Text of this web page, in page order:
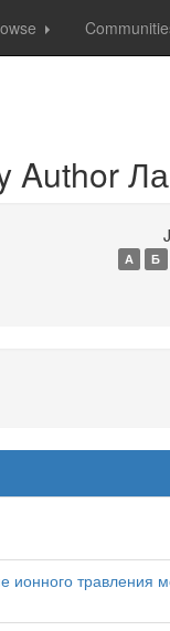
Author
А
Б
ионного травления